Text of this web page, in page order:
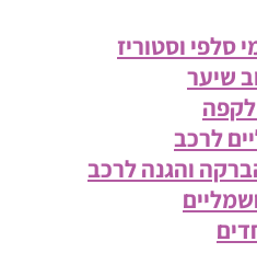
סלפי וסטוריז
שיער
לקפה
לרכב
והגנה לרכב